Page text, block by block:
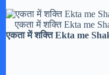
एकता में शक्ति Ekta me
एकता में शक्ति Ekta me